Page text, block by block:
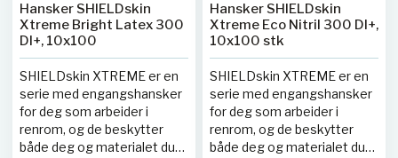
Hansker SHIELDskin
Xtreme Bright Latex 300
DI+, 10x100
SHIELDskin XTREME er en
serie med engangshansker
for deg som arbeider i
renrom, og de beskytter
både deg og materialet du
Hansker SHIELDskin
Xtreme Eco Nitril 300 DI+,
10x100 stk
SHIELDskin XTREME er en
serie med engangshansker
for deg som arbeider i
renrom, og de beskytter
både deg og materialet du